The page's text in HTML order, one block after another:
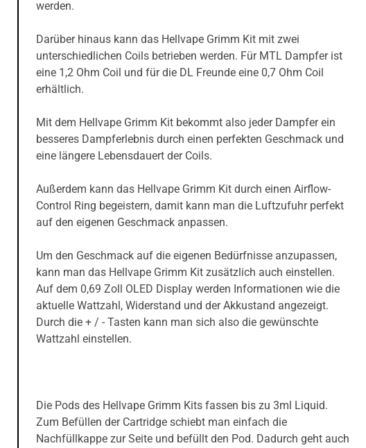
werden.
Darüber hinaus kann das Hellvape Grimm Kit mit zwei
unterschiedlichen Coils betrieben werden. Für MTL Dampfer ist
eine 1,2 Ohm Coil und für die DL Freunde eine 0,7 Ohm Coil
erhältlich.
Mit dem Hellvape Grimm Kit bekommt also jeder Dampfer ein
besseres Dampferlebnis durch einen perfekten Geschmack und
eine längere Lebensdauert der Coils.
Außerdem kann das Hellvape Grimm Kit durch einen Airflow-
Control Ring begeistern, damit kann man die Luftzufuhr perfekt
auf den eigenen Geschmack anpassen.
Um den Geschmack auf die eigenen Bedürfnisse anzupassen,
kann man das Hellvape Grimm Kit zusätzlich auch einstellen.
Auf dem 0,69 Zoll OLED Display werden Informationen wie die
aktuelle Wattzahl, Widerstand und der Akkustand angezeigt.
Durch die + / - Tasten kann man sich also die gewünschte
Wattzahl einstellen.
Die Pods des Hellvape Grimm Kits fassen bis zu 3ml Liquid.
Zum Befüllen der Cartridge schiebt man einfach die
Nachfüllkappe zur Seite und befüllt den Pod. Dadurch geht auch